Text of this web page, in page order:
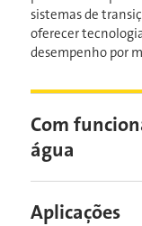
sistemas de
oferecer
desempenho por
Com
água
Aplicações